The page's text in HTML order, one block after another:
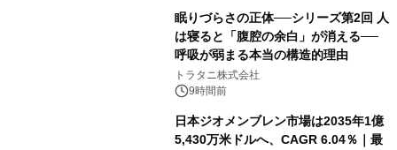
眠りづらさの正体──シリーズ第2回 人
は寝ると「腹腔の余白」が消える──
呼吸が弱まる本当の構造的理由
トラタニ株式会社
9時間前
日本ジオメンブレン市場は2035年1億
5,430万米ドルへ、CAGR 6.04％｜最